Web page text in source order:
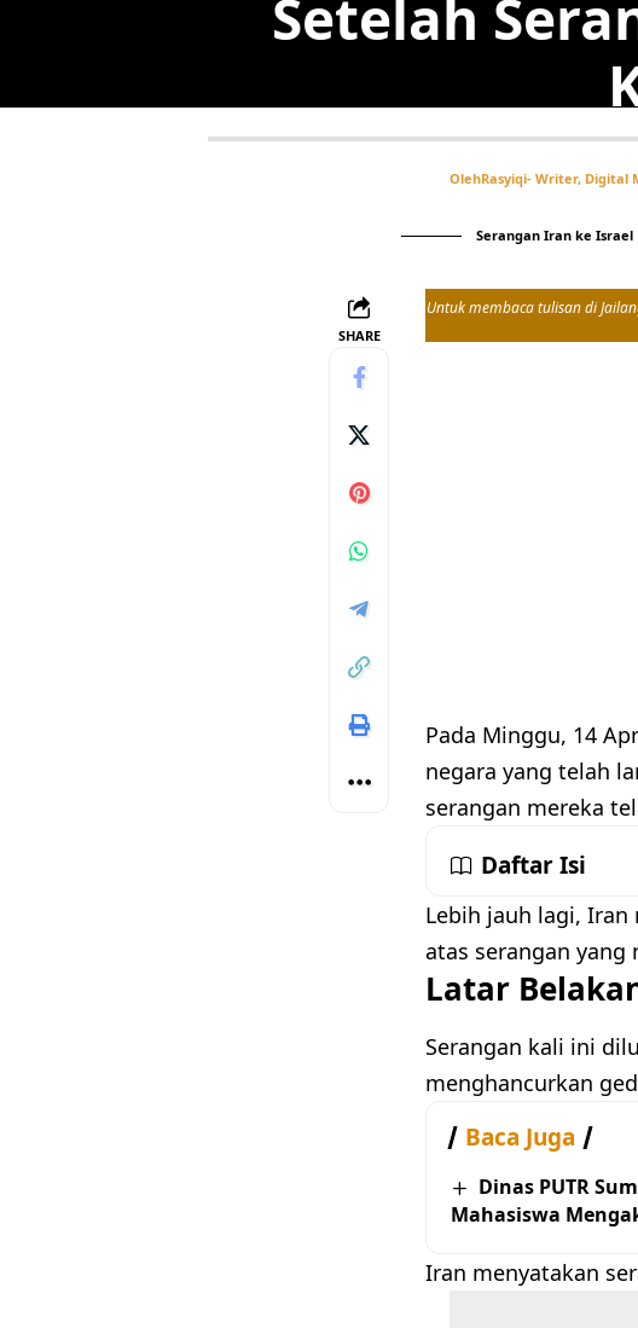
Setelah
OlehRasyiqi- Writer, Digital
Serangan Iran ke Israel
SHARE
Untuk membaca tulisan di
Pada Minggu, 14
negara yang telah
serangan mereka
Daftar Isi
Lebih jauh lagi,
atas serangan yang
Latar
Serangan kali ini
menghancurkan
Baca Juga
Dinas PUTR
Mahasiswa
Iran menyatakan